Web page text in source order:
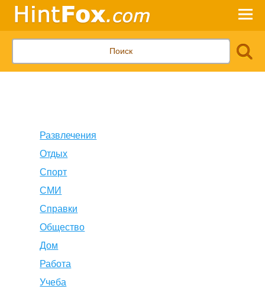
Развлечения
Отдых
Спорт
СМИ
Справки
Общество
Дом
Работа
Учеба